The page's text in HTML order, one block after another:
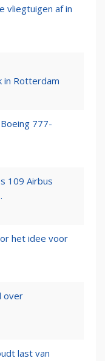
vliegtuigen af in
in Rotterdam
777-
109 Airbus
het idee voor
over
last van